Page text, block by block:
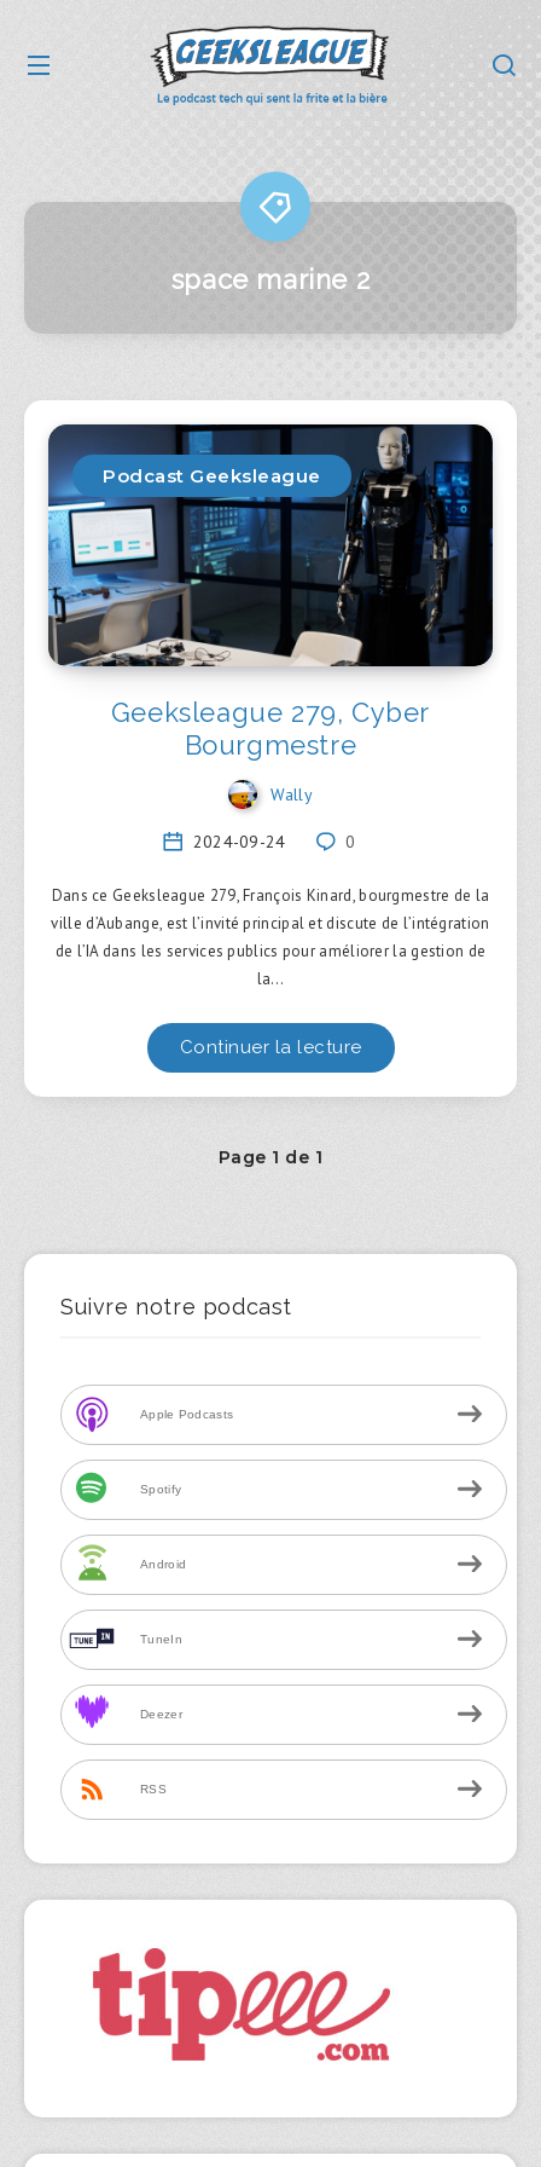
space marine 2
Podcast Geeksleague
Geeksleague 279, Cyber
Bourgmestre
Wally
2024-09-24 0
Dans ce Geeksleague 279, François Kinard, bourgmestre de la
ville d’Aubange, est l’invité principal et discute de l’intégration
de l’IA dans les services publics pour améliorer la gestion de
la…
Continuer la lecture
Page 1 de 1
Suivre notre podcast
Apple Podcasts
Spotify
Android
TuneIn
Deezer
RSS